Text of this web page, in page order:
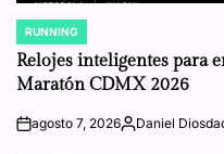
POSTED
IN
RUNNING
Relojes inteligentes para
Maratón CDMX 2026
onagosto 7, 2026Posted
Daniel